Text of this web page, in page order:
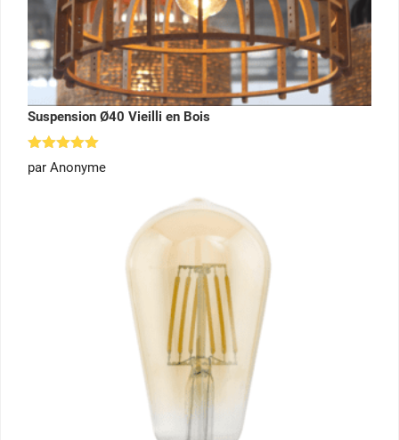
Suspension Ø40 Vieilli en Bois
Note
sur 5
par Anonyme